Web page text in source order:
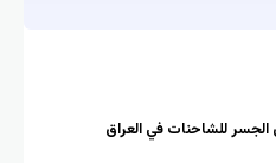
للشاحنات في العراق